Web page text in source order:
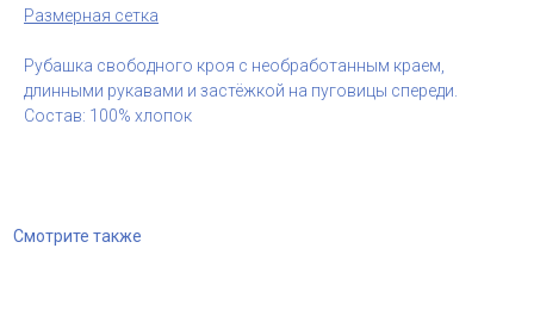
Размерная сетка
Рубашка свободного кроя с необработанным краем,
длинными рукавами и застёжкой на пуговицы спереди.
Состав: 100% хлопок
Смотрите также